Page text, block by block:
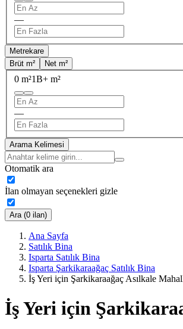
—
Metrekare
Brüt m²
Net m²
0 m²1B+ m²
—
Arama Kelimesi
Otomatik ara
İlan olmayan seçenekleri gizle
Ara (0 ilan)
Ana Sayfa
Satılık Bina
Isparta Satılık Bina
Isparta Şarkikaraağaç Satılık Bina
İş Yeri için Şarkikaraağaç Asılkale
İş Yeri için